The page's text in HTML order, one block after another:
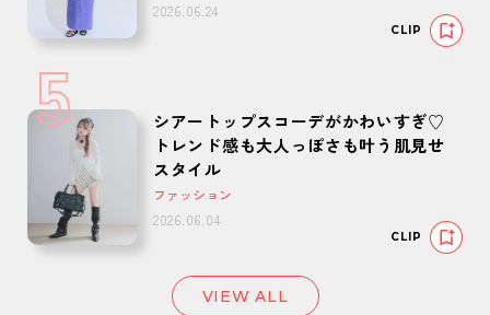
2026.06.24
CLIP
5
シアートップスコーデがかわいすぎ♡
トレンド感も大人っぽさも叶う肌見せ
スタイル
ファッション
2026.06.04
CLIP
VIEW ALL